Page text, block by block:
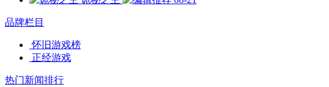
品牌栏目
怀旧游戏榜
正经游戏
热门新闻排行